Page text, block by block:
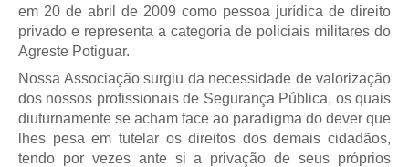
em 20 de abril de 2009 como pessoa jurídica de direito
privado e representa a categoria de policiais militares do
Agreste Potiguar.
Nossa Associação surgiu da necessidade de valorização
dos nossos profissionais de Segurança Pública, os quais
diuturnamente se acham face ao paradigma do dever que
lhes pesa em tutelar os direitos dos demais cidadãos,
tendo por vezes ante si a privação de seus próprios